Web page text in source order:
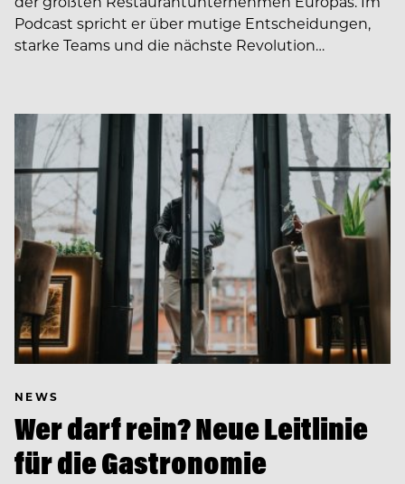
Podcast spricht er über mutige Entscheidungen,
starke Teams und die nächste Revolution…
NEWS
Wer darf rein? Neue Leitlinie
für die Gastronomie